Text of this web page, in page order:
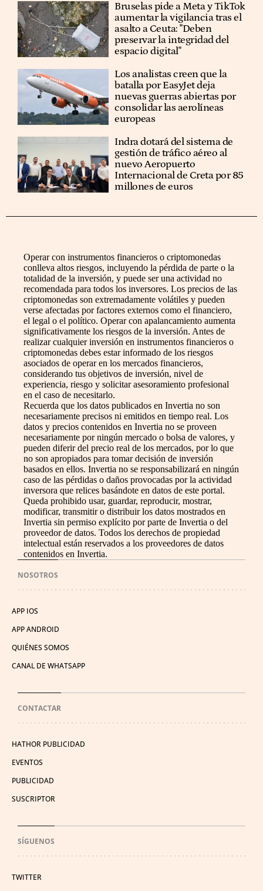
Bruselas pide a Meta y TikTok
aumentar la vigilancia tras el
asalto a Ceuta: "Deben
preservar la integridad del
espacio digital"
Los analistas creen que la
batalla por EasyJet deja
nuevas guerras abiertas por
consolidar las aerolíneas
europeas
Indra dotará del sistema de
gestión de tráfico aéreo al
nuevo Aeropuerto
Internacional de Creta por 85
millones de euros
Operar con instrumentos financieros o criptomonedas
conlleva altos riesgos, incluyendo la pérdida de parte o la
totalidad de la inversión, y puede ser una actividad no
recomendada para todos los inversores. Los precios de las
criptomonedas son extremadamente volátiles y pueden
verse afectadas por factores externos como el financiero,
el legal o el político. Operar con apalancamiento aumenta
significativamente los riesgos de la inversión. Antes de
realizar cualquier inversión en instrumentos financieros o
criptomonedas debes estar informado de los riesgos
asociados de operar en los mercados financieros,
considerando tus objetivos de inversión, nivel de
experiencia, riesgo y solicitar asesoramiento profesional
en el caso de necesitarlo.
Recuerda que los datos publicados en Invertia no son
necesariamente precisos ni emitidos en tiempo real. Los
datos y precios contenidos en Invertia no se proveen
necesariamente por ningún mercado o bolsa de valores, y
pueden diferir del precio real de los mercados, por lo que
no son apropiados para tomar decisión de inversión
basados en ellos. Invertia no se responsabilizará en ningún
caso de las pérdidas o daños provocadas por la actividad
inversora que relices basándote en datos de este portal.
Queda prohibido usar, guardar, reproducir, mostrar,
modificar, transmitir o distribuir los datos mostrados en
Invertia sin permiso explícito por parte de Invertia o del
proveedor de datos. Todos los derechos de propiedad
intelectual están reservados a los proveedores de datos
contenidos en Invertia.
NOSOTROS
APP IOS
APP ANDROID
QUIÉNES SOMOS
CANAL DE WHATSAPP
CONTACTAR
HATHOR PUBLICIDAD
EVENTOS
PUBLICIDAD
SUSCRIPTOR
SÍGUENOS
TWITTER